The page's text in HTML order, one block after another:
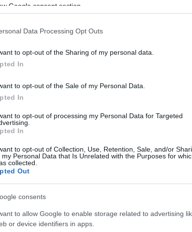
Google consent section.
Data Processing Opt Outs
to opt-out of the Sharing of my personal data.
In
to opt-out of the Sale of my Personal Data.
In
to opt-out of processing my Personal Data for Targeted
In
to opt-out of Collection, Use, Retention, Sale, and/or
my Personal Data that Is Unrelated with the Purposes for
collected.
Out
consents
to allow Google to enable storage related to advertising
or device identifiers in apps.
repülőgépen csupán három vagy négy utas
megzavarja a pilótafülke fejhallgatóinak
a fejhallgatón keresztül kapott
történik). Ha azonban a mobiltelefonok
érkező utasításokat, csak sokkal
lenni.